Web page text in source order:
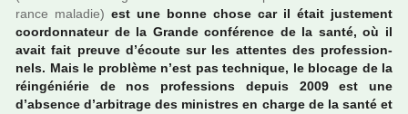
rance mala­die) est une bonne chose car il était jus­te­ment
coor­don­na­teur de la Grande confé­rence de la santé, où il
avait fait preuve d’écoute sur les atten­tes des pro­fes­sion­
nels. Mais le pro­blème n’est pas tech­ni­que, le blo­cage de la
réin­gé­nié­rie de nos pro­fes­sions depuis 2009 est une
d’absence d’arbi­trage ​des minis­tres en charge de la santé et